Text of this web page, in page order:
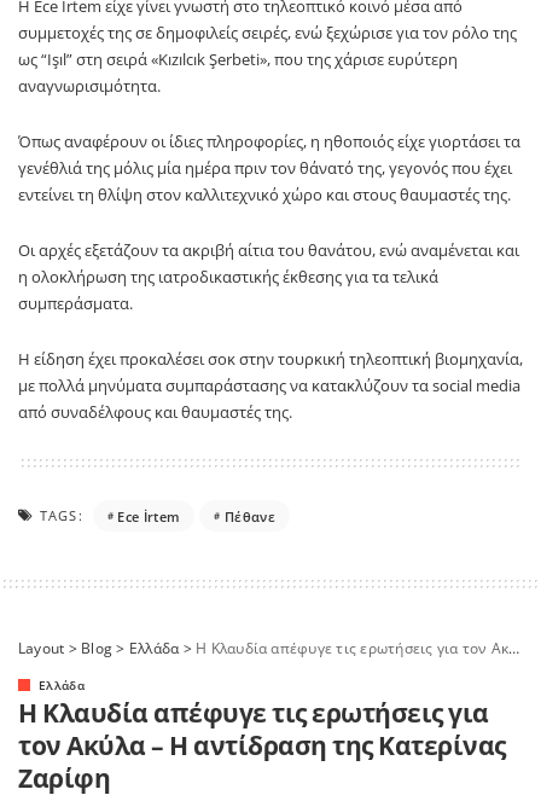
Η Ece İrtem είχε γίνει γνωστή στο τηλεοπτικό κοινό μέσα από
συμμετοχές της σε δημοφιλείς σειρές, ενώ ξεχώρισε για τον ρόλο της
ως “Işıl” στη σειρά «Kızılcık Şerbeti», που της χάρισε ευρύτερη
αναγνωρισιμότητα.
Όπως αναφέρουν οι ίδιες πληροφορίες, η ηθοποιός είχε γιορτάσει τα
γενέθλιά της μόλις μία ημέρα πριν τον θάνατό της, γεγονός που έχει
εντείνει τη θλίψη στον καλλιτεχνικό χώρο και στους θαυμαστές της.
Οι αρχές εξετάζουν τα ακριβή αίτια του θανάτου, ενώ αναμένεται και
η ολοκλήρωση της ιατροδικαστικής έκθεσης για τα τελικά
συμπεράσματα.
Η είδηση έχει προκαλέσει σοκ στην τουρκική τηλεοπτική βιομηχανία,
με πολλά μηνύματα συμπαράστασης να κατακλύζουν τα social media
από συναδέλφους και θαυμαστές της.
TAGS: Ece İrtem Πέθανε
Layout > Blog> Ελλάδα> Η Κλαυδία απέφυγε τις ερωτήσεις για τον Ακύλα – Η αντίδραση της Κατερίνας Ζαρίφη
Ελλάδα
Η Κλαυδία απέφυγε τις ερωτήσεις για
τον Ακύλα – Η αντίδραση της Κατερίνας
Ζαρίφη